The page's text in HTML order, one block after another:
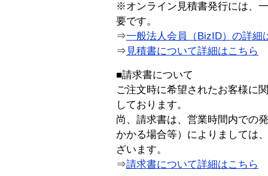
※オンライン見積書発行には、
要です。
⇒一般法人会員（BizID）の詳細
⇒ 見積書について詳細はこちら
■請求書について
ご注文時に希望されたお客様に
しております。
尚、請求書は、営業時間内での
かかる場合等）によりましては
ざいます。
⇒請求書について詳細はこちら